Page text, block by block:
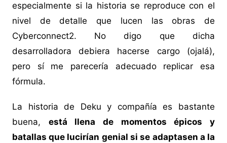
especialmente si la historia se reproduce con el
nivel de detalle que lucen las obras de
Cyberconnect2. No digo que dicha
desarrolladora debiera hacerse cargo (ojalá),
pero sí me parecería adecuado replicar esa
fórmula.
La historia de Deku y compañía es bastante
buena, está llena de momentos épicos y
batallas que lucirían genial si se adaptasen a la